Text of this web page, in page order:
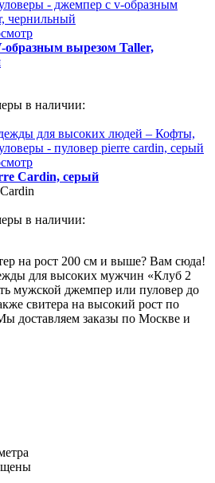
образным вырезом Taller,
в наличии:
Cardin, серый
в наличии:
на рост 200 см и выше? Вам сюда!
для высоких мужчин «Клуб 2
мужской джемпер или пуловер до
свитера на высокий рост по
доставляем заказы по Москве и